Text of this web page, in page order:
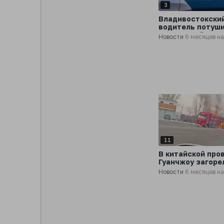
3
водитель
загоревшийся на
автобус голыми
Новости 6 месяцев
11
В китайской
Гуанчжоу
фура-свиновоз
Новости 6 месяцев